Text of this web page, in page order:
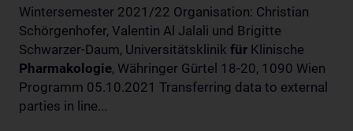
Wintersemester 2021/22 Organisation: Christian
Schörgenhofer, Valentin Al Jalali und Brigitte
Schwarzer-Daum, Universitätsklinik für Klinische
Pharmakologie, Währinger Gürtel 18-20, 1090 Wien
Programm 05.10.2021 Transferring data to external
parties in line...